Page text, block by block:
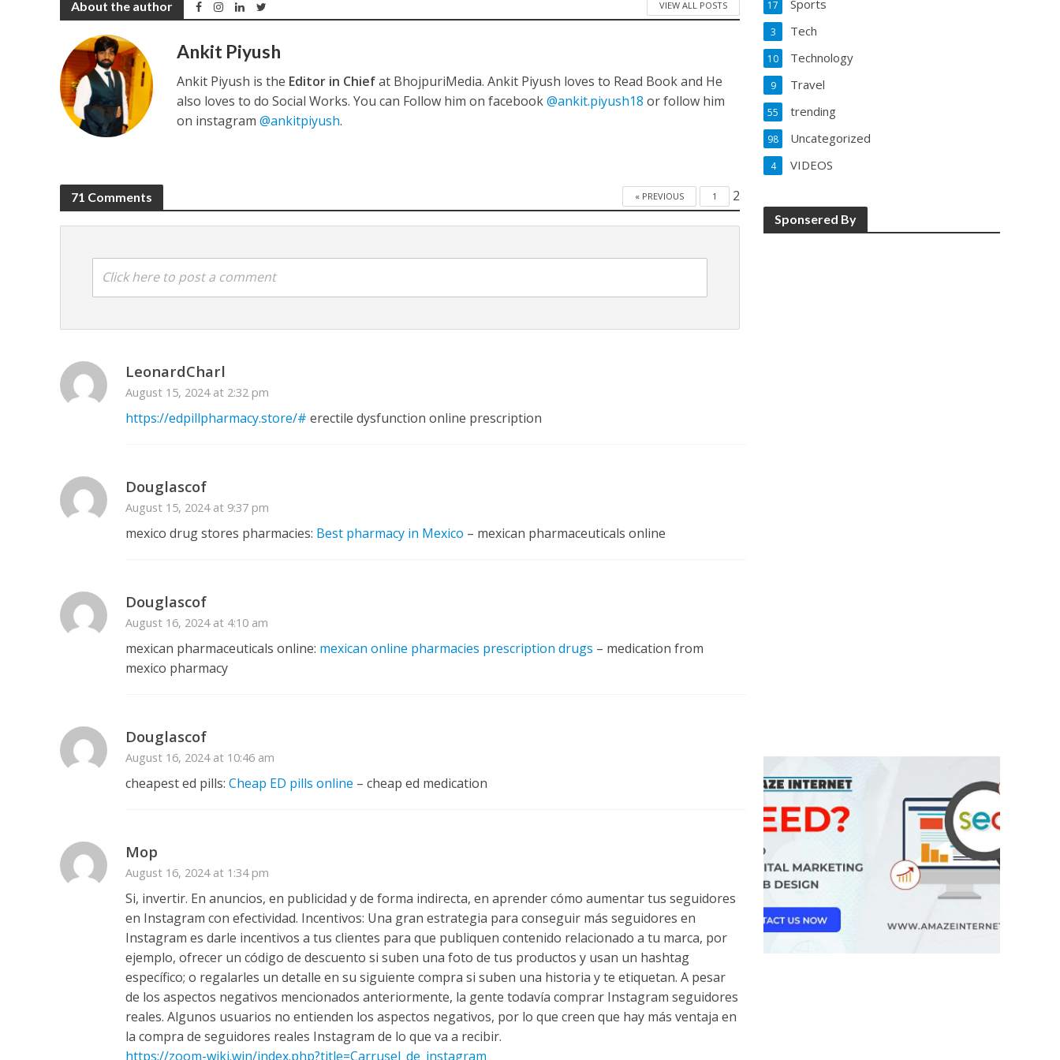
अरविंद अकेला कल्लू के नए अंदाज़ ने मचाई धूम, ‘राउंड राउंड’ को मिल रहा दर्शकों का भरपूर प्यार
About the author VIEW ALL POSTS
Ankit Piyush
Ankit Piyush is the Editor in Chiefat BhojpuriMedia. Ankit Piyush loves to Read Book and He
also loves to do Social Works. You can Follow him on facebook@ankit.piyush18 or follow him
on instagram@ankitpiyush.
71 Comments « PREVIOUS 1 2
Click here to post a comment
LeonardCharl
August 15, 2024 at 2:32 pm
https://edpillpharmacy.store/# erectile dysfunction online prescription
Douglascof
August 15, 2024 at 9:37 pm
mexico drug stores pharmacies: Best pharmacy in Mexico – mexican pharmaceuticals online
Douglascof
August 16, 2024 at 4:10 am
mexican pharmaceuticals online: mexican online pharmacies prescription drugs – medication from
mexico pharmacy
Douglascof
August 16, 2024 at 10:46 am
cheapest ed pills: Cheap ED pills online – cheap ed medication
Mop
August 16, 2024 at 1:34 pm
Si, invertir. En anuncios, en publicidad y de forma indirecta, en aprender cómo aumentar tus seguidores
en Instagram con efectividad. Incentivos: Una gran estrategia para conseguir más seguidores en
Instagram es darle incentivos a tus clientes para que publiquen contenido relacionado a tu marca, por
ejemplo, ofrecer un código de descuento si suben una foto de tus productos y usan un hashtag
específico; o regalarles un detalle en su siguiente compra si suben una historia y te etiquetan. A pesar
de los aspectos negativos mencionados anteriormente, la gente todavía comprar Instagram seguidores
reales. Algunos usuarios no entienden los aspectos negativos, por lo que creen que hay más ventaja en
la compra de seguidores reales Instagram de lo que va a recibir.
https://zoom-wiki.win/index.php?title=Carrusel_de_instagram
Sports
17
Tech
3
Technology
10
Travel
9
trending
55
Uncategorized
98
VIDEOS
4
Sponsered By